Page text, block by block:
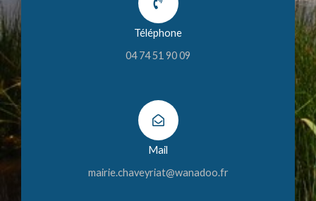
Téléphone
04 74 51 90 09
Mail
mairie.chaveyriat@wanadoo.fr